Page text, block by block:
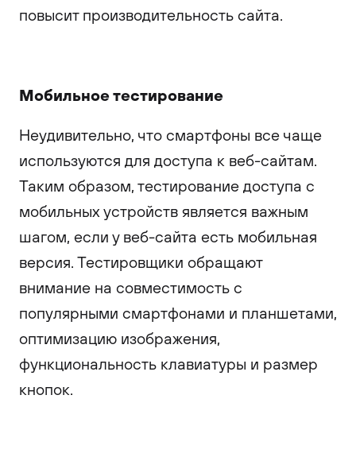
повысит производительность сайта.
Мобильное тестирование
Неудивительно, что смартфоны все чаще
используются для доступа к веб-сайтам.
Таким образом, тестирование доступа с
мобильных устройств является важным
шагом, если у веб-сайта есть мобильная
версия. Тестировщики обращают
внимание на совместимость с
популярными смартфонами и планшетами,
оптимизацию изображения,
функциональность клавиатуры и размер
кнопок.